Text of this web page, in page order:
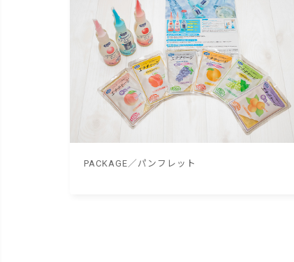
PACKAGE／パンフレット